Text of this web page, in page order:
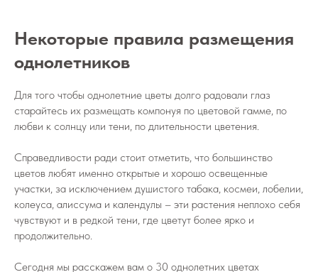
Некоторые правила размещения
однолетников
Для того чтобы однолетние цветы долго радовали глаз
старайтесь их размещать компонуя по цветовой гамме, по
любви к солнцу или тени, по длительности цветения.
Справедливости ради стоит отметить, что большинство
цветов любят именно открытые и хорошо освещенные
участки, за исключением душистого табака, космеи, лобелии,
колеуса, алиссума и календулы – эти растения неплохо себя
чувствуют и в редкой тени, где цветут более ярко и
продолжительно.
Сегодня мы расскажем вам о 30 однолетних цветах